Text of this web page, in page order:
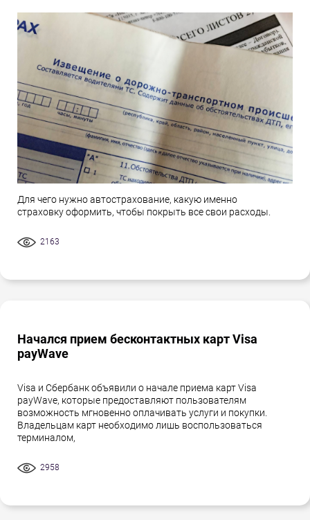
Для чего нужно автострахование, какую именно
страховку оформить, чтобы покрыть все свои расходы.
2163
Начался прием бесконтактных карт Visa
payWave
Visa и Сбербанк объявили о начале приема карт Visa
payWave, которые предоставляют пользователям
возможность мгновенно оплачивать услуги и покупки.
Владельцам карт необходимо лишь воспользоваться
терминалом,
2958